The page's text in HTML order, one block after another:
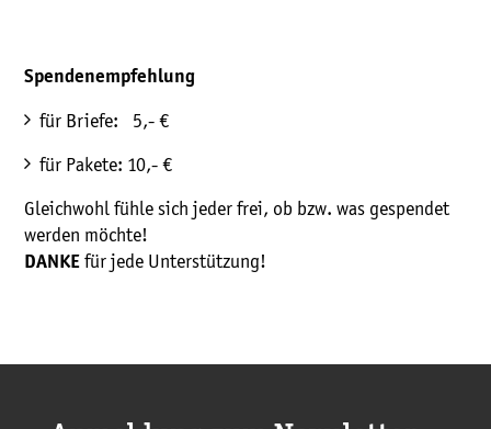
Spendenempfehlung
für Briefe: 5,- €
für Pakete: 10,- €
Gleichwohl fühle sich jeder frei, ob bzw. was gespendet
werden möchte!
DANKE für jede Unterstützung!